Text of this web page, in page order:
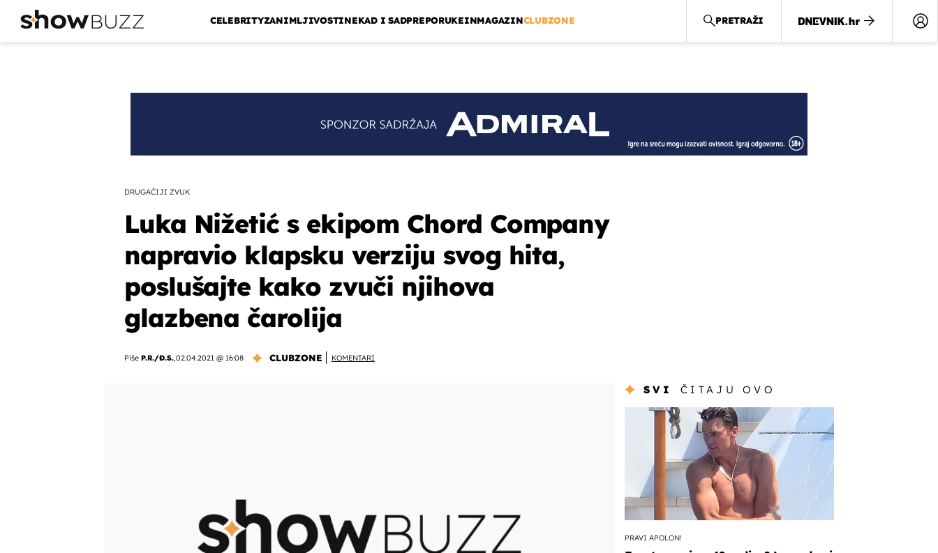
CELEBRITYZANIMLJIVOSTINEKAD I SADPREPORUKEINMAGAZINCLUBZONE PRETRAŽI
DRUGAČIJI ZVUK
Luka Nižetić s ekipom Chord Company
napravio klapsku verziju svog hita,
poslušajte kako zvuči njihova
glazbena čarolija
Piše P.R./Đ.S.,02.04.2021 @ 16:08 CLUBZONE KOMENTARI
SVI ČITAJU OVO
PRAVI APOLON!